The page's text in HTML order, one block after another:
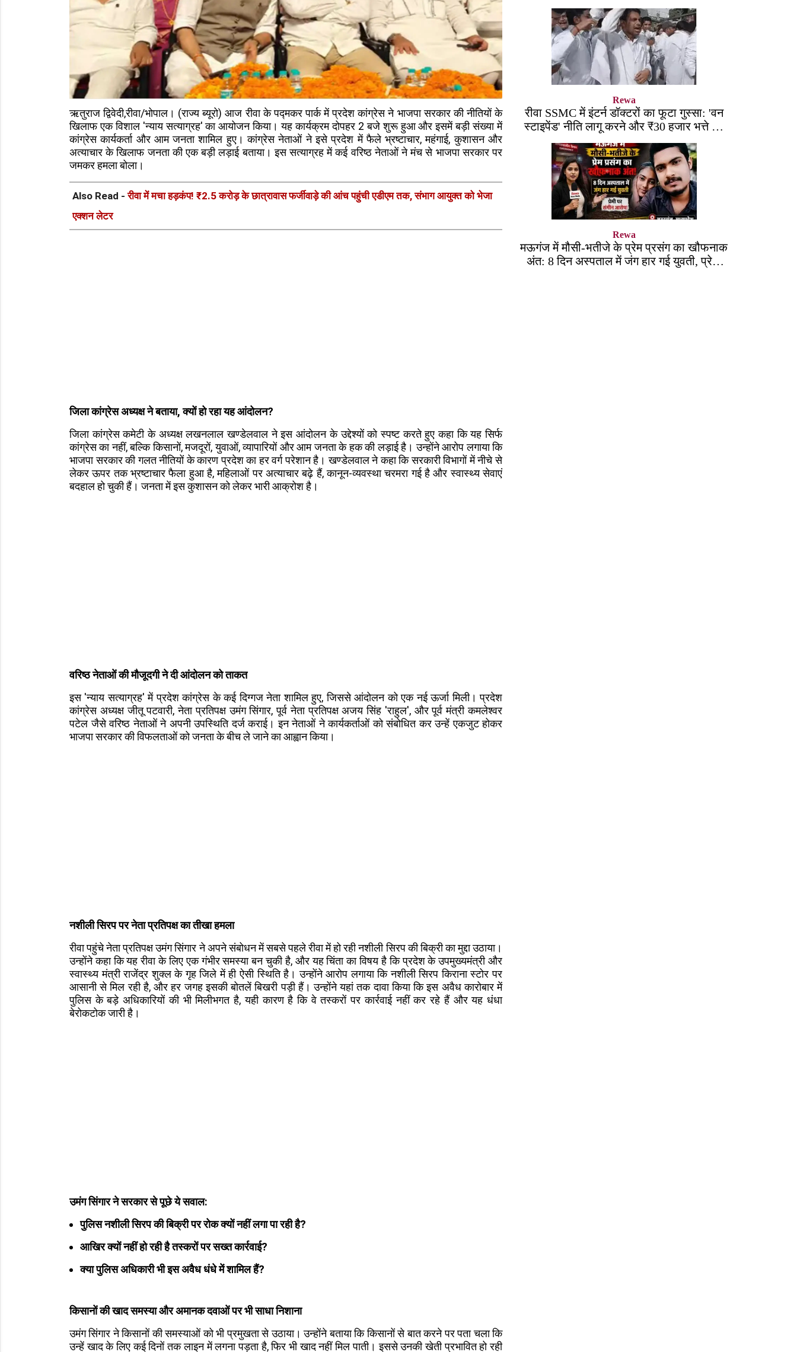
ऋतुराज द्विवेदी,रीवा/भोपाल। (राज्य ब्यूरो) आज रीवा के पद्मकर पार्क में प्रदेश कांग्रेस ने भाजपा सरकार की नीतियों के
खिलाफ एक विशाल 'न्याय सत्याग्रह' का आयोजन किया। यह कार्यक्रम दोपहर 2 बजे शुरू हुआ और इसमें बड़ी संख्या में
कांग्रेस कार्यकर्ता और आम जनता शामिल हुए। कांग्रेस नेताओं ने इसे प्रदेश में फैले भ्रष्टाचार, महंगाई, कुशासन और
अत्याचार के खिलाफ जनता की एक बड़ी लड़ाई बताया। इस सत्याग्रह में कई वरिष्ठ नेताओं ने मंच से भाजपा सरकार पर
जमकर हमला बोला।
Also Read -रीवा में मचा हड़कंप! ₹2.5 करोड़ के छात्रावास फर्जीवाड़े की आंच पहुंची एडीएम तक, संभाग आयुक्त को भेजा
एक्शन लेटर
जिला कांग्रेस अध्यक्ष ने बताया, क्यों हो रहा यह आंदोलन?
जिला कांग्रेस कमेटी के अध्यक्ष लखनलाल खण्डेलवाल ने इस आंदोलन के उद्देश्यों को स्पष्ट करते हुए कहा कि यह सिर्फ
कांग्रेस का नहीं, बल्कि किसानों, मजदूरों, युवाओं, व्यापारियों और आम जनता के हक की लड़ाई है। उन्होंने आरोप लगाया कि
भाजपा सरकार की गलत नीतियों के कारण प्रदेश का हर वर्ग परेशान है। खण्डेलवाल ने कहा कि सरकारी विभागों में नीचे से
लेकर ऊपर तक भ्रष्टाचार फैला हुआ है, महिलाओं पर अत्याचार बढ़े हैं, कानून-व्यवस्था चरमरा गई है और स्वास्थ्य सेवाएं
बदहाल हो चुकी हैं। जनता में इस कुशासन को लेकर भारी आक्रोश है।
वरिष्ठ नेताओं की मौजूदगी ने दी आंदोलन को ताकत
इस 'न्याय सत्याग्रह' में प्रदेश कांग्रेस के कई दिग्गज नेता शामिल हुए, जिससे आंदोलन को एक नई ऊर्जा मिली। प्रदेश
कांग्रेस अध्यक्ष जीतू पटवारी, नेता प्रतिपक्ष उमंग सिंगार, पूर्व नेता प्रतिपक्ष अजय सिंह 'राहुल', और पूर्व मंत्री कमलेश्वर
पटेल जैसे वरिष्ठ नेताओं ने अपनी उपस्थिति दर्ज कराई। इन नेताओं ने कार्यकर्ताओं को संबोधित कर उन्हें एकजुट होकर
भाजपा सरकार की विफलताओं को जनता के बीच ले जाने का आह्वान किया।
नशीली सिरप पर नेता प्रतिपक्ष का तीखा हमला
रीवा पहुंचे नेता प्रतिपक्ष उमंग सिंगार ने अपने संबोधन में सबसे पहले रीवा में हो रही नशीली सिरप की बिक्री का मुद्दा उठाया।
उन्होंने कहा कि यह रीवा के लिए एक गंभीर समस्या बन चुकी है, और यह चिंता का विषय है कि प्रदेश के उपमुख्यमंत्री और
स्वास्थ्य मंत्री राजेंद्र शुक्ल के गृह जिले में ही ऐसी स्थिति है। उन्होंने आरोप लगाया कि नशीली सिरप किराना स्टोर पर
आसानी से मिल रही है, और हर जगह इसकी बोतलें बिखरी पड़ी हैं। उन्होंने यहां तक दावा किया कि इस अवैध कारोबार में
पुलिस के बड़े अधिकारियों की भी मिलीभगत है, यही कारण है कि वे तस्करों पर कार्रवाई नहीं कर रहे हैं और यह धंधा
बेरोकटोक जारी है।
उमंग सिंगार ने सरकार से पूछे ये सवाल:
पुलिस नशीली सिरप की बिक्री पर रोक क्यों नहीं लगा पा रही है?
आखिर क्यों नहीं हो रही है तस्करों पर सख्त कार्रवाई?
क्या पुलिस अधिकारी भी इस अवैध धंधे में शामिल हैं?
किसानों की खाद समस्या और अमानक दवाओं पर भी साधा निशाना
उमंग सिंगार ने किसानों की समस्याओं को भी प्रमुखता से उठाया। उन्होंने बताया कि किसानों से बात करने पर पता चला कि
उन्हें खाद के लिए कई दिनों तक लाइन में लगना पड़ता है, फिर भी खाद नहीं मिल पाती। इससे उनकी खेती प्रभावित हो रही
सलाखों के पीछे
Rewa
रीवा SSMC में इंटर्न डॉक्टरों का फूटा गुस्सा: 'वन
स्टाइपेंड' नीति लागू करने और ₹30 हजार भत्ते की
मांग पर अड़े छात्र
Rewa
मऊगंज में मौसी-भतीजे के प्रेम प्रसंग का खौफनाक
अंत: 8 दिन अस्पताल में जंग हार गई युवती, प्रेमी